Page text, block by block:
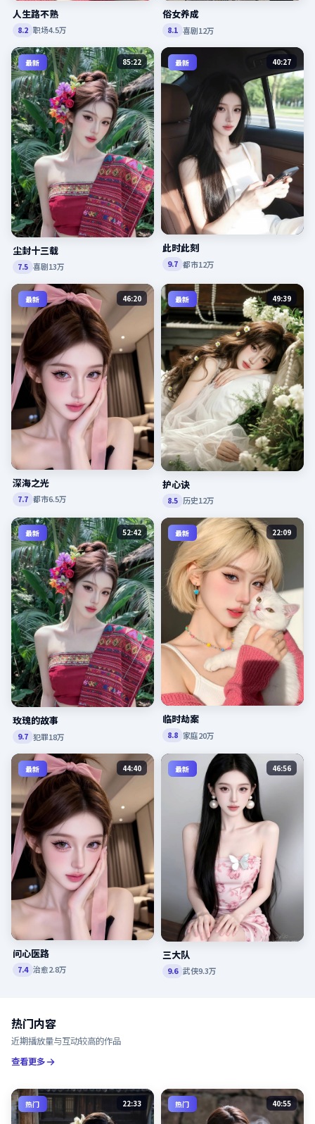
人生路不熟
8.2 职场4.5万
俗女养成
8.1 喜剧12万
最新 85:22
尘封十三载
7.5 喜剧13万
最新 40:27
此时此刻
9.7 都市12万
最新 46:20
深海之光
7.7 都市6.5万
最新 49:39
护心诀
8.5 历史12万
最新 52:42
玫瑰的故事
9.7 犯罪18万
最新 22:09
临时劫案
8.8 家庭20万
最新 44:40
问心医路
7.4 治愈2.8万
最新 46:56
三大队
9.6 武侠9.3万
热门内容
近期播放量与互动较高的作品
查看更多
热门 22:33 热门 40:55